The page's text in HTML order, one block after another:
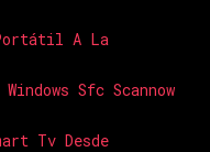
A La
Sfc Scannow
Tv Desde